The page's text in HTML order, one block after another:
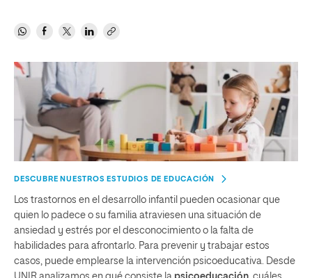
DESCUBRE NUESTROS ESTUDIOS DE EDUCACIÓN
Los trastornos en el desarrollo infantil pueden ocasionar que
quien lo padece o su familia atraviesen una situación de
ansiedad y estrés por el desconocimiento o la falta de
habilidades para afrontarlo. Para prevenir y trabajar estos
casos, puede emplearse la intervención psicoeducativa. Desde